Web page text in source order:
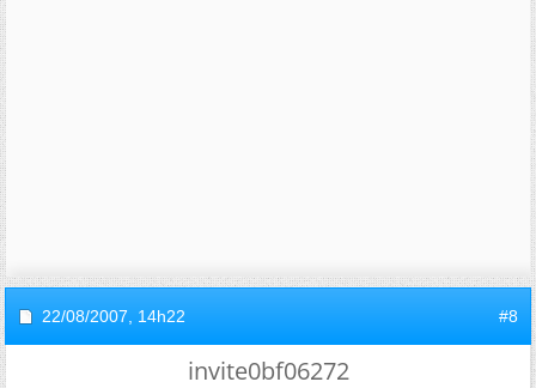
22/08/2007, 14h22 #8
invite0bf06272